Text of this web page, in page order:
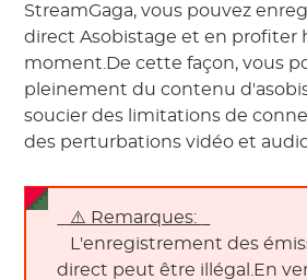
StreamGaga, vous pouvez
direct Asobistage et en profiter
moment.De cette façon, vous
pleinement du contenu
soucier des limitations de
des perturbations vidéo et
⚠️ Remarques:
L'enregistrement des
direct peut être illégal.En